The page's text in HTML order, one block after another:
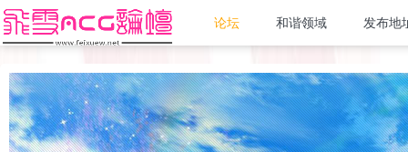
论坛 和谐领域 发布地